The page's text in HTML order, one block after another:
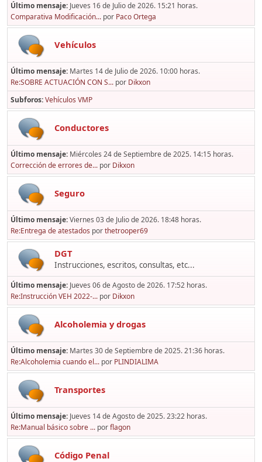
Último mensaje: Jueves 16 de Julio de 2026. 15:21 horas.
Comparativa Modificación... por Paco Ortega
Vehículos
Último mensaje: Martes 14 de Julio de 2026. 10:00 horas.
Re:SOBRE ACTUACIÓN CON S... por Dikxon
Subforos Vehículos VMP
Conductores
Último mensaje: Miércoles 24 de Septiembre de 2025. 14:15 horas.
Corrección de errores de... por Dikxon
Seguro
Último mensaje:Viernes 03 de Julio de 2026. 18:48 horas.
Re:Entrega de atestados porthetrooper69
DGT
Instrucciones, escritos, consultas, etc...
Último mensaje: Jueves 06 de Agosto de 2026. 17:52 horas.
Re:Instrucción VEH 2022-... por Dikxon
Alcoholemia y drogas
Último mensaje: Martes 30 de Septiembre de 2025. 21:36 horas.
Re:Alcoholemia cuando el... por PLINDIALIMA
Transportes
Último mensaje: Jueves 14 de Agosto de 2025. 23:22 horas.
Re:Manual básico sobre ... porflagon
Código Penal